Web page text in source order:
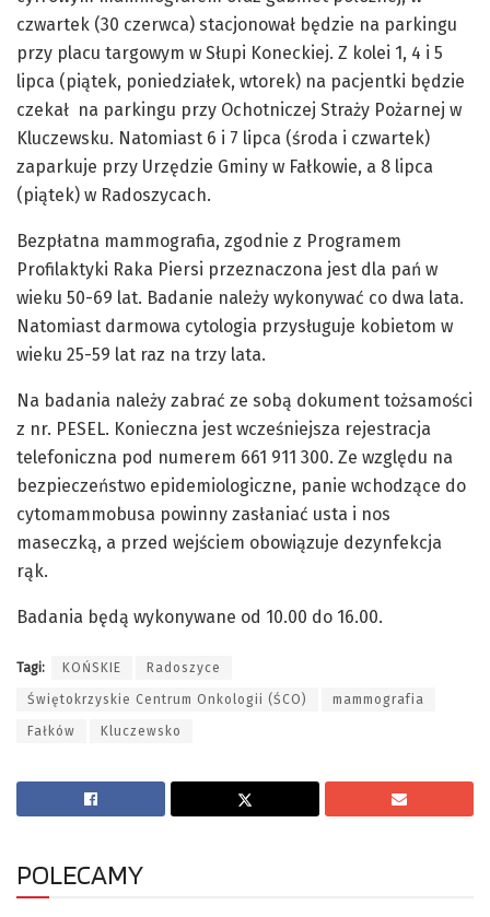
czwartek (30 czerwca) stacjonował będzie na parkingu
przy placu targowym w Słupi Koneckiej. Z kolei 1, 4 i 5
lipca (piątek, poniedziałek, wtorek) na pacjentki będzie
czekał na parkingu przy Ochotniczej Straży Pożarnej w
Kluczewsku. Natomiast 6 i 7 lipca (środa i czwartek)
zaparkuje przy Urzędzie Gminy w Fałkowie, a 8 lipca
(piątek) w Radoszycach.
Bezpłatna mammografia, zgodnie z Programem
Profilaktyki Raka Piersi przeznaczona jest dla pań w
wieku 50-69 lat. Badanie należy wykonywać co dwa lata.
Natomiast darmowa cytologia przysługuje kobietom w
wieku 25-59 lat raz na trzy lata.
Na badania należy zabrać ze sobą dokument tożsamości
z nr. PESEL. Konieczna jest wcześniejsza rejestracja
telefoniczna pod numerem 661 911 300. Ze względu na
bezpieczeństwo epidemiologiczne, panie wchodzące do
cytomammobusa powinny zasłaniać usta i nos
maseczką, a przed wejściem obowiązuje dezynfekcja
rąk.
Badania będą wykonywane od 10.00 do 16.00.
Tagi: KOŃSKIE Radoszyce
Świętokrzyskie Centrum Onkologii (ŚCO) mammografia
Fałków Kluczewsko
POLECAMY